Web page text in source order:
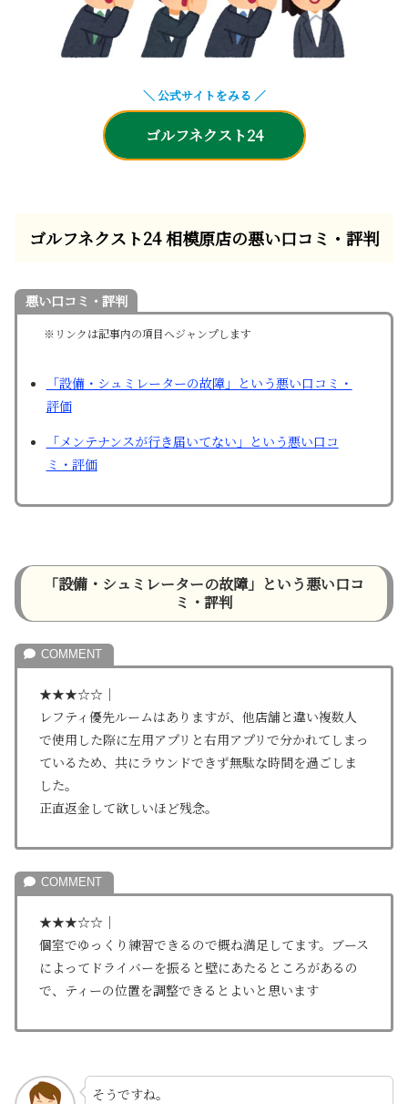
＼ 公式サイトをみる ／
ゴルフネクスト24
ゴルフネクスト24 相模原店の悪い口コミ・評判
悪い口コミ・評判
※リンクは記事内の項目へジャンプします
「設備・シュミレーターの故障」という悪い口コミ・
評価
「メンテナンスが行き届いてない」という悪い口コ
ミ・評価
「設備・シュミレーターの故障」という悪い口コ
ミ・評判
★★★☆☆｜
レフティ優先ルームはありますが、他店舗と違い複数人
で使用した際に左用アプリと右用アプリで分かれてしまっ
ているため、共にラウンドできず無駄な時間を過ごしま
した。
正直返金して欲しいほど残念。
★★★☆☆｜
個室でゆっくり練習できるので概ね満足してます。ブース
によってドライバーを振ると壁にあたるところがあるの
で、ティーの位置を調整できるとよいと思います
そうですね。